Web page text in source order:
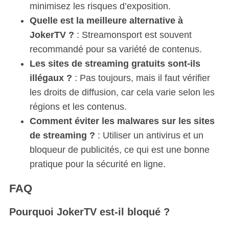
minimisez les risques d’exposition.
Quelle est la meilleure alternative à
JokerTV ? : Streamonsport est souvent
recommandé pour sa variété de contenus.
Les sites de streaming gratuits sont-ils
illégaux ? : Pas toujours, mais il faut vérifier
les droits de diffusion, car cela varie selon les
régions et les contenus.
Comment éviter les malwares sur les sites
de streaming ? : Utiliser un antivirus et un
bloqueur de publicités, ce qui est une bonne
pratique pour la sécurité en ligne.
FAQ
Pourquoi JokerTV est-il bloqué ?